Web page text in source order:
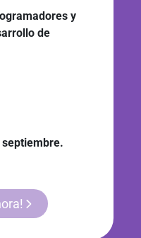
y
de